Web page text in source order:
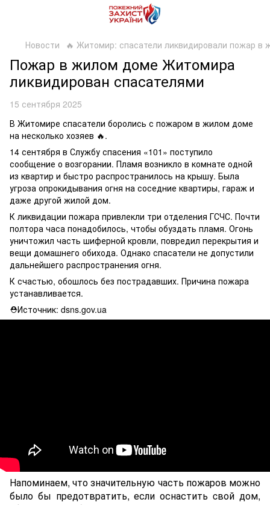
Новости 🔥 Житомир: спасатели ликвидировали пожар в
Пожар в жилом доме Житомира
ликвидирован спасателями
15 сентября 2025
В Житомире спасатели боролись с пожаром в жилом доме
на несколько хозяев 🔥.
14 сентября в Службу спасения «101» поступило
сообщение о возгорании. Пламя возникло в комнате одной
из квартир и быстро распространилось на крышу. Была
угроза опрокидывания огня на соседние квартиры, гараж и
даже другой жилой дом.
К ликвидации пожара привлекли три отделения ГСЧС. Почти
полтора часа понадобилось, чтобы обуздать пламя. Огонь
уничтожил часть шиферной кровли, повредил перекрытия и
вещи домашнего обихода. Однако спасатели не допустили
дальнейшего распространения огня.
К счастью, обошлось без пострадавших. Причина пожара
устанавливается.
⛑Источник: dsns.gov.ua
Напоминаем, что значительную часть пожаров можно
было бы предотвратить, если оснастить cвой дом,